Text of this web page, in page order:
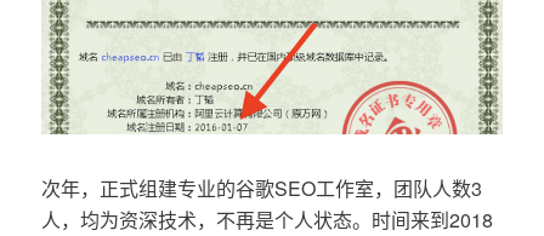
次年，正式组建专业的谷歌SEO工作室，团队人数3
人，均为资深技术，不再是个人状态。时间来到2018